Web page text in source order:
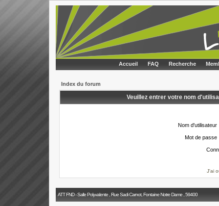
Accueil FAQ Recherche
Index du forum
Veuillez entrer votre nom
Nom d'utilisateur
Mot de passe
J'ai
ATT FND - Salle Polyvalente , Rue Sadi Carnot, Fontaine Notre Dame , 59400